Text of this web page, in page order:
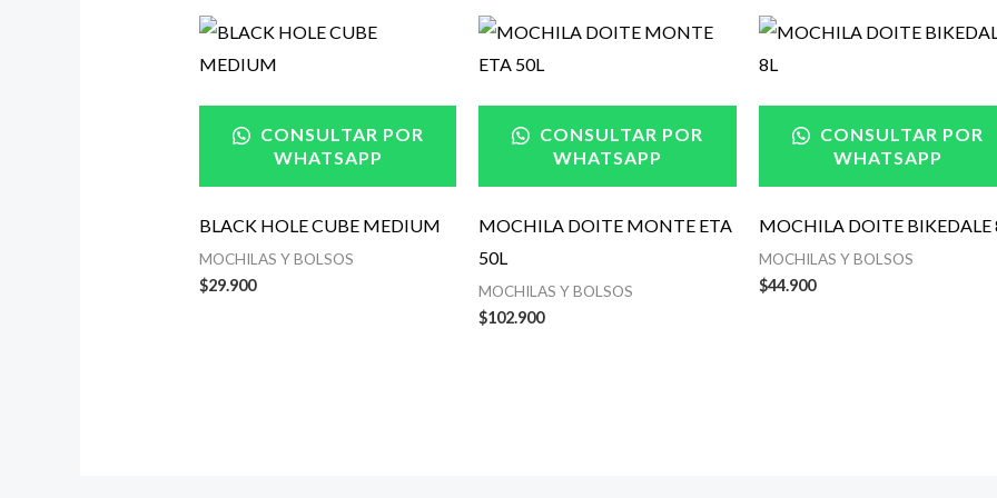
CONSULTAR POR
WHATSAPP
BLACK HOLE CUBE MEDIUM
MOCHILAS Y BOLSOS
$29.900
CONSULTAR POR
WHATSAPP
MOCHILA DOITE MONTE ETA
50L
MOCHILAS Y BOLSOS
$102.900
CONSULTAR POR
WHATSAPP
MOCHILA DOITE BIKEDALE
MOCHILAS Y BOLSOS
$44.900